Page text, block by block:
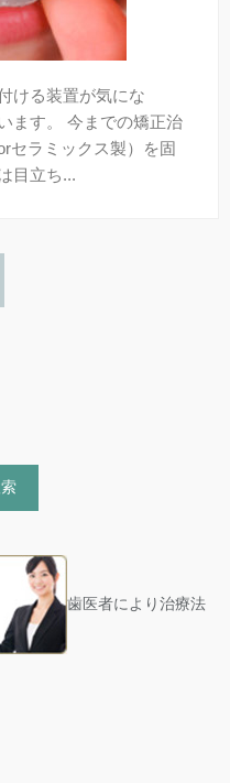
ける装置が気にな
ます。 今までの矯正治
セラミックス製）を固
目立ち...
歯医者により治療法